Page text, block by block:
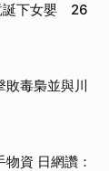
誕下女嬰 26
毒梟並與川
資 日網讚：